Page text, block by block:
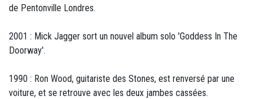
de Pentonville Londres.
2001 : Mick Jagger sort un nouvel album solo 'Goddess In The
Doorway'.
1990 : Ron Wood, guitariste des Stones, est renversé par une
voiture, et se retrouve avec les deux jambes cassées.